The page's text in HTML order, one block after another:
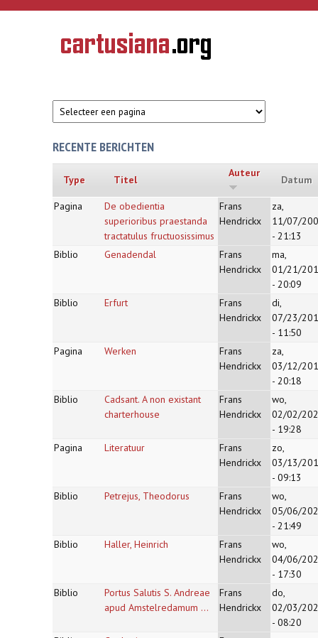
Overslaan en naar de inhoud gaan
CARTUSIANA
Geschiedenis
van de
RECENTE BERICHTEN
Type Titel
Auteur
Datum
Pagina
De obedientia
superioribus praestanda
tractatulus fructuosissimus
Frans
Hendrickx
za,
11/07/
- 21:13
Biblio
Genadendal
Frans
Hendrickx
ma,
01/21/
- 20:09
Biblio
Erfurt
Frans
Hendrickx
di,
07/23/
- 11:50
Pagina
Werken
Frans
Hendrickx
za,
03/12/
- 20:18
Biblio
Cadsant. A non existant
charterhouse
Frans
Hendrickx
wo,
02/02/
- 19:28
Pagina
Literatuur
Frans
Hendrickx
zo,
03/13/
- 09:13
Biblio
Petrejus, Theodorus
Frans
Hendrickx
wo,
05/06/
- 21:49
Biblio
Haller, Heinrich
Frans
Hendrickx
wo,
04/06/
- 17:30
Biblio
Portus Salutis S. Andreae
apud Amstelredamum ...
Frans
Hendrickx
do,
02/03/
- 08:20